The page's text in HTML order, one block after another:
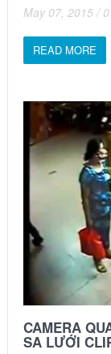
May 07, 2015 /
READ MORE
CAMERA
SA LƯỚI